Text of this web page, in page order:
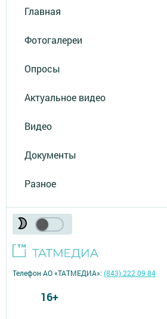
Главная
Фотогалереи
Опросы
Актуальное видео
Видео
Документы
Разное
Телефон АО «ТАТМЕДИА»:(843) 222 09 84
16+